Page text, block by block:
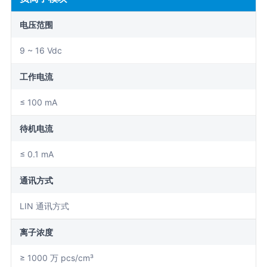
电压范围
9 ~ 16 Vdc
工作电流
≤ 100 mA
待机电流
≤ 0.1 mA
通讯方式
LIN 通讯方式
离子浓度
≥ 1000 万 pcs/cm³